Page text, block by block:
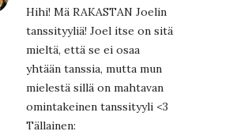
Hihi! Mä RAKASTAN Joelin
tanssityyliä! Joel itse on sitä
mieltä, että se ei osaa
yhtään tanssia, mutta mun
mielestä sillä on mahtavan
omintakeinen tanssityyli <3
Tällainen: